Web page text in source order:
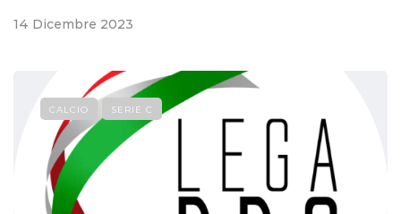
14 Dicembre 2023
CALCIO SERIE C